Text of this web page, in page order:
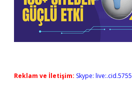
Reklam ve İletişim: Skype: